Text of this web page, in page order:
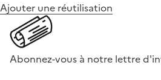
Ajouter une réutilisation
Abonnez-vous à notre lettre